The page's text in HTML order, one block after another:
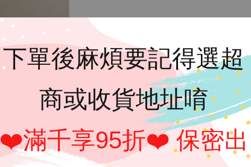
下單後麻煩要記得選超
商或收貨地址唷
❤️滿千享95折❤️ 保密出